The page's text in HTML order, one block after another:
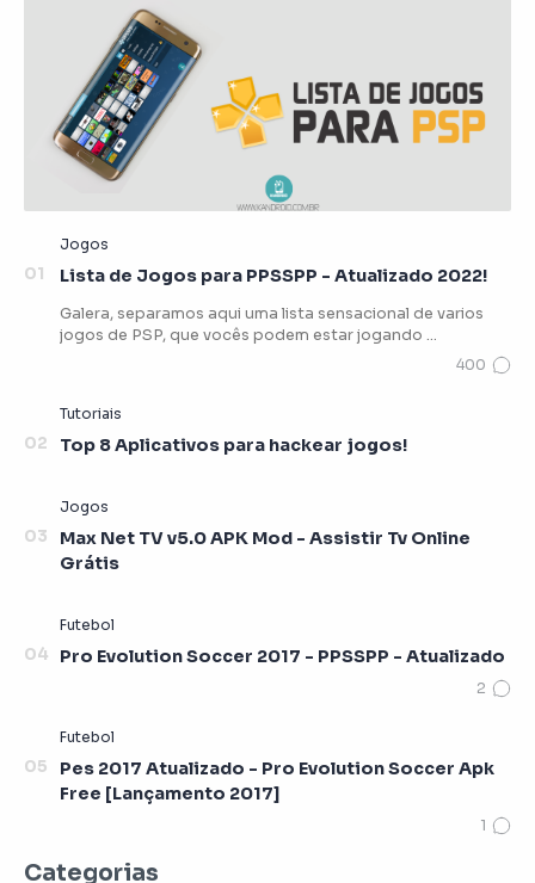
Lista de Jogos para PPSSPP - Atualizado 2022!
Galera, separamos aqui uma lista sensacional de varios
jogos de PSP, que vocês podem estar jogando …
Top 8 Aplicativos para hackear jogos!
Max Net TV v5.0 APK Mod - Assistir Tv Online
Grátis
Pro Evolution Soccer 2017 - PPSSPP - Atualizado
Pes 2017 Atualizado - Pro Evolution Soccer Apk
Free [Lançamento 2017]
Categorias